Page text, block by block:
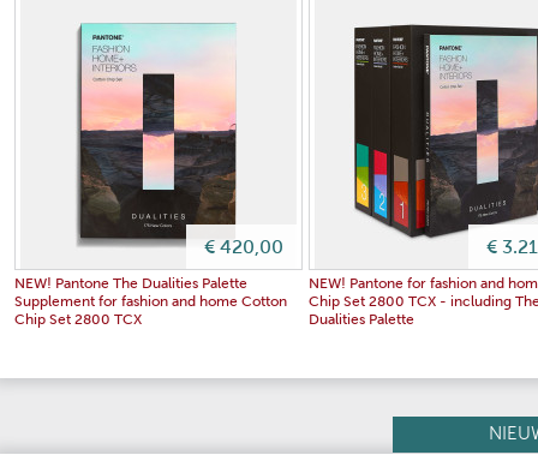
€ 420,00
NEW! Pantone The Dualities Palette
Supplement for fashion and home Cotton
Chip Set 2800 TCX
€
NEW! Pantone for fashion and
Chip Set 2800 TCX - including
Dualities Palette